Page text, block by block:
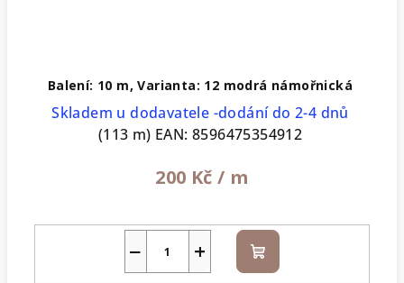
Balení: 10 m, Varianta: 12 modrá námořnická
Skladem u dodavatele -dodání do 2-4 dnů
(113 m) EAN: 8596475354912
200 Kč/ m
+
− Do
košíku